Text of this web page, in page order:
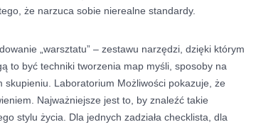
że narzuca sobie nierealne standardy.
„warsztatu” – zestawu narzędzi, dzięki którym
to być techniki tworzenia map myśli, sposoby na
skupieniu. Laboratorium Możliwości pokazuje, że
Najważniejsze jest to, by znaleźć takie
stylu życia. Dla jednych zadziała checklista, dla